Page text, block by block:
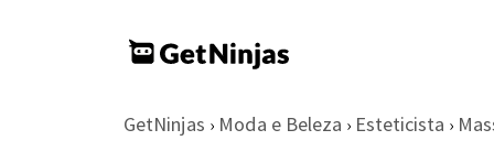
GetNinjas › Moda e Beleza › Esteticista ›